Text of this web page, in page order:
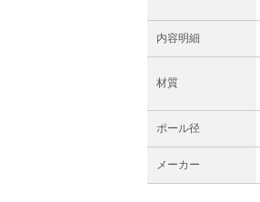
内容明細
材質
ポール径
メーカー